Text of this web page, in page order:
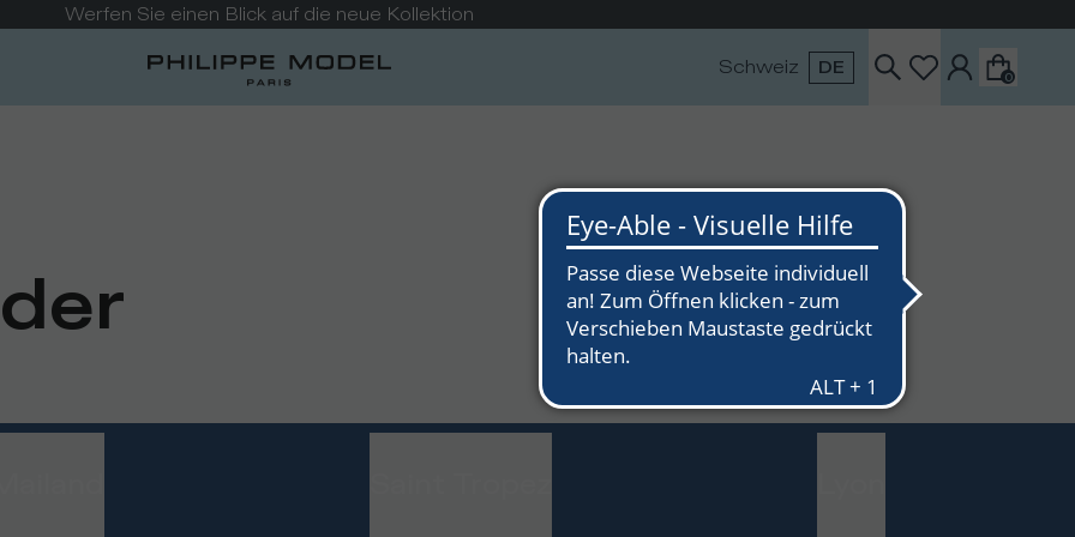
Verzögerungen bei Rückgaben und Rückerstattungen
Schweiz DE 0